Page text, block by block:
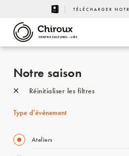
TÉLÉCHARGER
CENTRE CULTUREL - LIÈGE
Notre saison
Réinitialiser les filtres
Type d’événement
Ateliers